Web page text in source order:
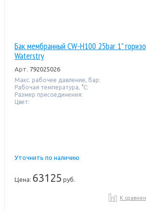
Бак мембранный CW-Н100 25bar 1"
Waterstry
Арт. 792025026
Макс. рабочее давление, бар:
Рабочая температура, °C:
Размер присоединения:
Цвет:
Уточнить по наличию
Цена: 63125 руб.
К